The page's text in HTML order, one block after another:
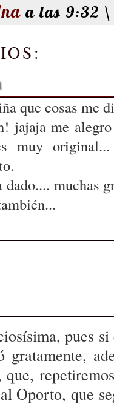
a las 9:32 \
que cosas me
jajaja me
muy
muchas
pues
gratamente,
que,
Oporto, que